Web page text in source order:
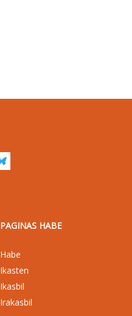
PAGINAS HABE
Habe
Ikasten
Ikasbil
Irakasbil